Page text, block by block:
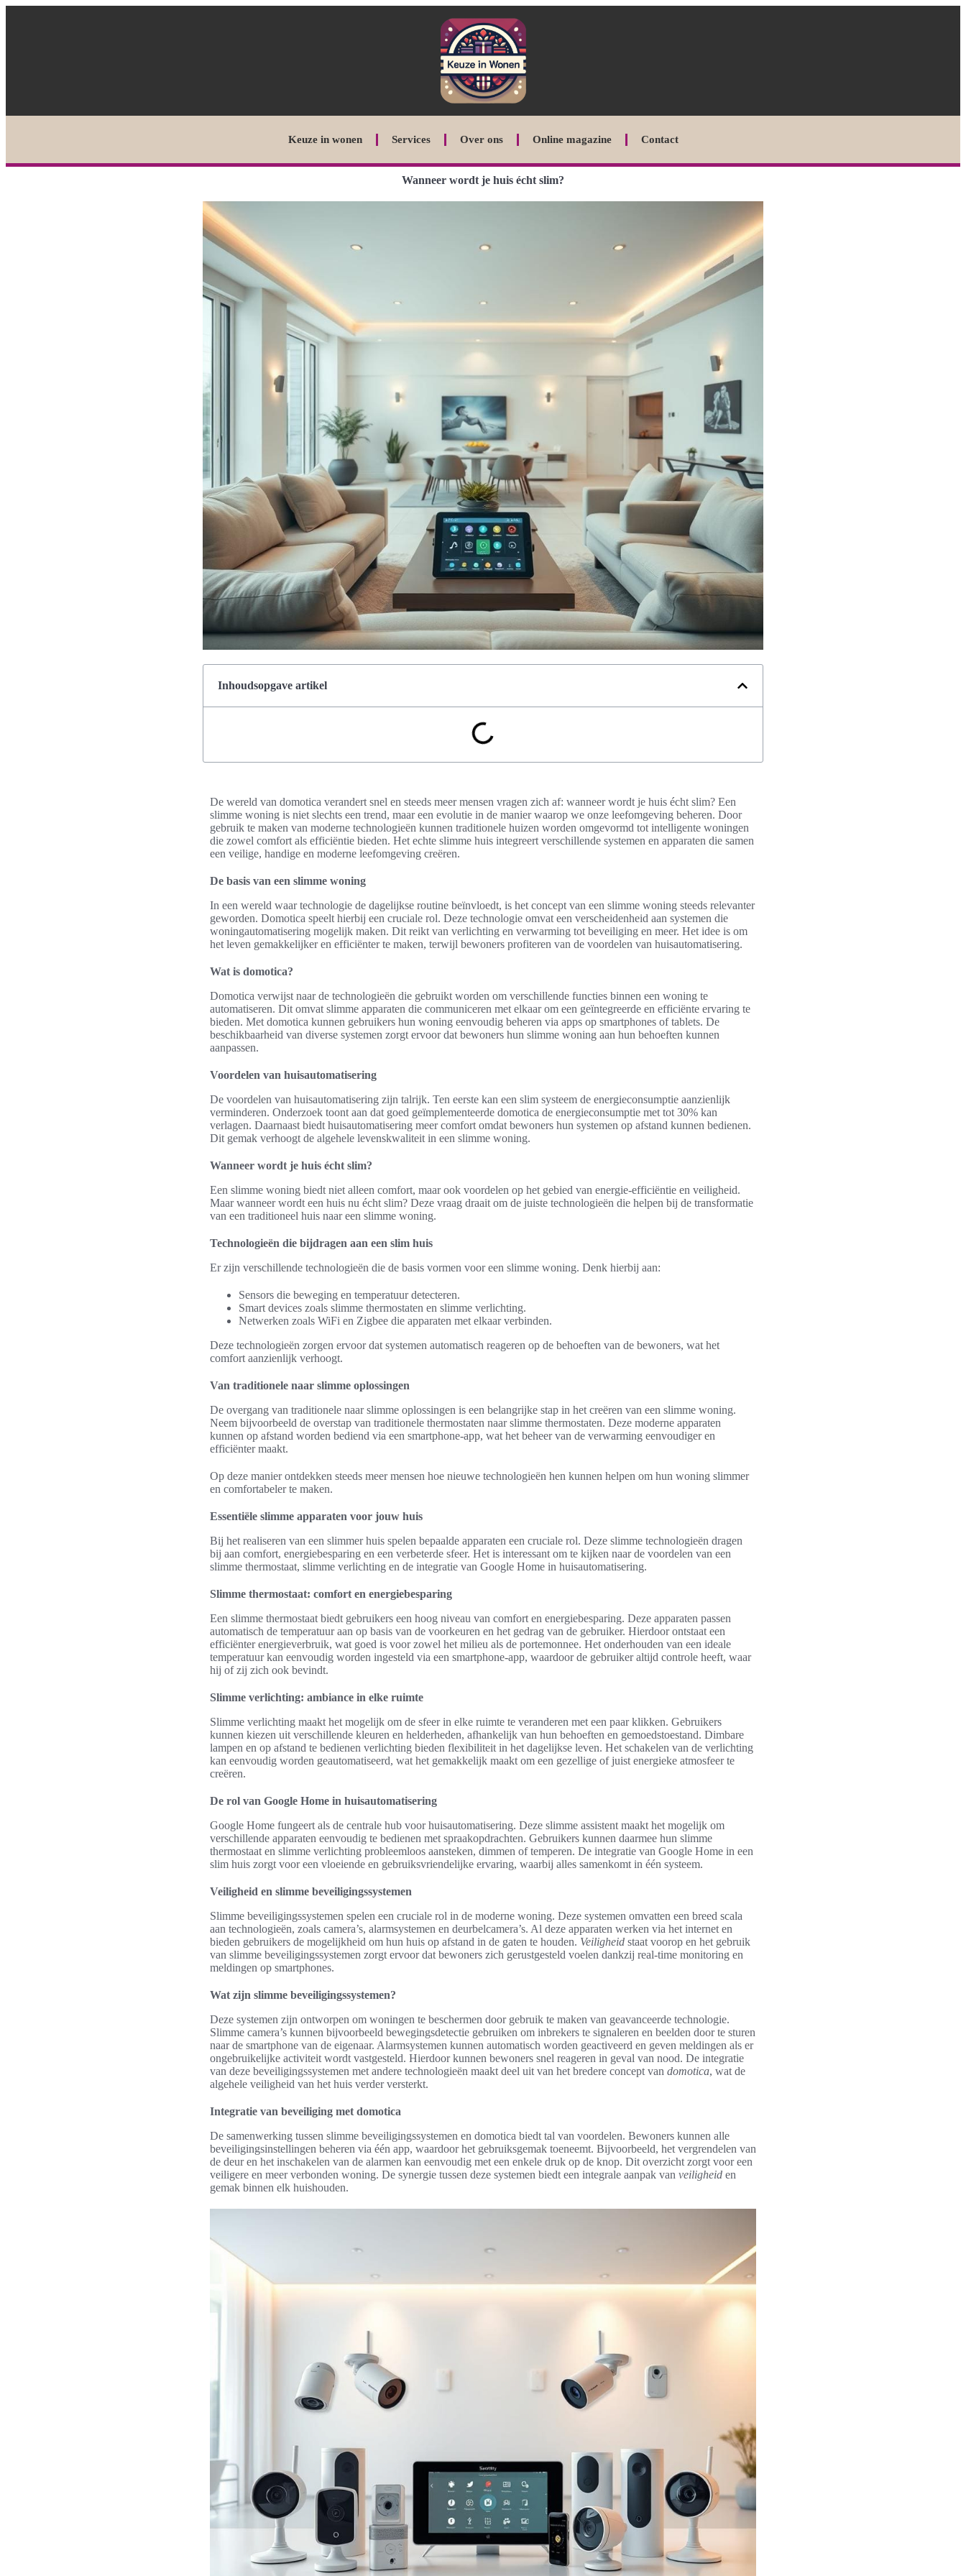
Keuze in wonen Services Over ons Online magazine Contact
Wanneer wordt je huis écht slim?
Inhoudsopgave artikel
De wereld van domotica verandert snel en steeds meer mensen vragen zich af: wanneer wordt je huis écht slim? Een
slimme woning is niet slechts een trend, maar een evolutie in de manier waarop we onze leefomgeving beheren. Door
gebruik te maken van moderne technologieën kunnen traditionele huizen worden omgevormd tot intelligente woningen
die zowel comfort als efficiëntie bieden. Het echte slimme huis integreert verschillende systemen en apparaten die samen
een veilige, handige en moderne leefomgeving creëren.
De basis van een slimme woning
In een wereld waar technologie de dagelijkse routine beïnvloedt, is het concept van een slimme woning steeds relevanter
geworden. Domotica speelt hierbij een cruciale rol. Deze technologie omvat een verscheidenheid aan systemen die
woningautomatisering mogelijk maken. Dit reikt van verlichting en verwarming tot beveiliging en meer. Het idee is om
het leven gemakkelijker en efficiënter te maken, terwijl bewoners profiteren van de voordelen van huisautomatisering.
Wat is domotica?
Domotica verwijst naar de technologieën die gebruikt worden om verschillende functies binnen een woning te
automatiseren. Dit omvat slimme apparaten die communiceren met elkaar om een geïntegreerde en efficiënte ervaring te
bieden. Met domotica kunnen gebruikers hun woning eenvoudig beheren via apps op smartphones of tablets. De
beschikbaarheid van diverse systemen zorgt ervoor dat bewoners hun slimme woning aan hun behoeften kunnen
aanpassen.
Voordelen van huisautomatisering
De voordelen van huisautomatisering zijn talrijk. Ten eerste kan een slim systeem de energieconsumptie aanzienlijk
verminderen. Onderzoek toont aan dat goed geïmplementeerde domotica de energieconsumptie met tot 30% kan
verlagen. Daarnaast biedt huisautomatisering meer comfort omdat bewoners hun systemen op afstand kunnen bedienen.
Dit gemak verhoogt de algehele levenskwaliteit in een slimme woning.
Wanneer wordt je huis écht slim?
Een slimme woning biedt niet alleen comfort, maar ook voordelen op het gebied van energie-efficiëntie en veiligheid.
Maar wanneer wordt een huis nu écht slim? Deze vraag draait om de juiste technologieën die helpen bij de transformatie
van een traditioneel huis naar een slimme woning.
Technologieën die bijdragen aan een slim huis
Er zijn verschillende technologieën die de basis vormen voor een slimme woning. Denk hierbij aan:
Sensors die beweging en temperatuur detecteren.
Smart devices zoals slimme thermostaten en slimme verlichting.
Netwerken zoals WiFi en Zigbee die apparaten met elkaar verbinden.
Deze technologieën zorgen ervoor dat systemen automatisch reageren op de behoeften van de bewoners, wat het
comfort aanzienlijk verhoogt.
Van traditionele naar slimme oplossingen
De overgang van traditionele naar slimme oplossingen is een belangrijke stap in het creëren van een slimme woning.
Neem bijvoorbeeld de overstap van traditionele thermostaten naar slimme thermostaten. Deze moderne apparaten
kunnen op afstand worden bediend via een smartphone-app, wat het beheer van de verwarming eenvoudiger en
efficiënter maakt.
Op deze manier ontdekken steeds meer mensen hoe nieuwe technologieën hen kunnen helpen om hun woning slimmer
en comfortabeler te maken.
Essentiële slimme apparaten voor jouw huis
Bij het realiseren van een slimmer huis spelen bepaalde apparaten een cruciale rol. Deze slimme technologieën dragen
bij aan comfort, energiebesparing en een verbeterde sfeer. Het is interessant om te kijken naar de voordelen van een
slimme thermostaat, slimme verlichting en de integratie van Google Home in huisautomatisering.
Slimme thermostaat: comfort en energiebesparing
Een slimme thermostaat biedt gebruikers een hoog niveau van comfort en energiebesparing. Deze apparaten passen
automatisch de temperatuur aan op basis van de voorkeuren en het gedrag van de gebruiker. Hierdoor ontstaat een
efficiënter energieverbruik, wat goed is voor zowel het milieu als de portemonnee. Het onderhouden van een ideale
temperatuur kan eenvoudig worden ingesteld via een smartphone-app, waardoor de gebruiker altijd controle heeft, waar
hij of zij zich ook bevindt.
Slimme verlichting: ambiance in elke ruimte
Slimme verlichting maakt het mogelijk om de sfeer in elke ruimte te veranderen met een paar klikken. Gebruikers
kunnen kiezen uit verschillende kleuren en helderheden, afhankelijk van hun behoeften en gemoedstoestand. Dimbare
lampen en op afstand te bedienen verlichting bieden flexibiliteit in het dagelijkse leven. Het schakelen van de verlichting
kan eenvoudig worden geautomatiseerd, wat het gemakkelijk maakt om een gezellige of juist energieke atmosfeer te
creëren.
De rol van Google Home in huisautomatisering
Google Home fungeert als de centrale hub voor huisautomatisering. Deze slimme assistent maakt het mogelijk om
verschillende apparaten eenvoudig te bedienen met spraakopdrachten. Gebruikers kunnen daarmee hun slimme
thermostaat en slimme verlichting probleemloos aansteken, dimmen of temperen. De integratie van Google Home in een
slim huis zorgt voor een vloeiende en gebruiksvriendelijke ervaring, waarbij alles samenkomt in één systeem.
Veiligheid en slimme beveiligingssystemen
Slimme beveiligingssystemen spelen een cruciale rol in de moderne woning. Deze systemen omvatten een breed scala
aan technologieën, zoals camera’s, alarmsystemen en deurbelcamera’s. Al deze apparaten werken via het internet en
bieden gebruikers de mogelijkheid om hun huis op afstand in de gaten te houden. Veiligheid staat voorop en het gebruik
van slimme beveiligingssystemen zorgt ervoor dat bewoners zich gerustgesteld voelen dankzij real-time monitoring en
meldingen op smartphones.
Wat zijn slimme beveiligingssystemen?
Deze systemen zijn ontworpen om woningen te beschermen door gebruik te maken van geavanceerde technologie.
Slimme camera’s kunnen bijvoorbeeld bewegingsdetectie gebruiken om inbrekers te signaleren en beelden door te sturen
naar de smartphone van de eigenaar. Alarmsystemen kunnen automatisch worden geactiveerd en geven meldingen als er
ongebruikelijke activiteit wordt vastgesteld. Hierdoor kunnen bewoners snel reageren in geval van nood. De integratie
van deze beveiligingssystemen met andere technologieën maakt deel uit van het bredere concept van domotica, wat de
algehele veiligheid van het huis verder versterkt.
Integratie van beveiliging met domotica
De samenwerking tussen slimme beveiligingssystemen en domotica biedt tal van voordelen. Bewoners kunnen alle
beveiligingsinstellingen beheren via één app, waardoor het gebruiksgemak toeneemt. Bijvoorbeeld, het vergrendelen van
de deur en het inschakelen van de alarmen kan eenvoudig met een enkele druk op de knop. Dit overzicht zorgt voor een
veiligere en meer verbonden woning. De synergie tussen deze systemen biedt een integrale aanpak van veiligheid en
gemak binnen elk huishouden.